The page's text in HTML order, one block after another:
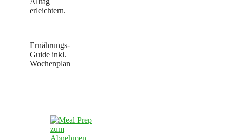
erleichtern.
Ernährungs-
Guide inkl.
Wochenplan